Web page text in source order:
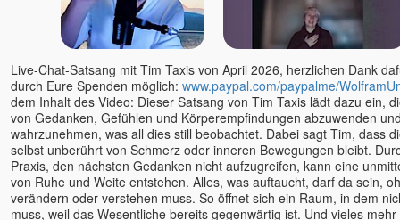
Live-Chat-Satsang mit Tim Taxis von April 2026, herzlichen Dank
durch Eure Spenden möglich: www.paypal.com/paypalme/
dem Inhalt des Video: Dieser Satsang von Tim Taxis lädt dazu ein,
von Gedanken, Gefühlen und Körperempfindungen abzuwenden
wahrzunehmen, was all dies still beobachtet. Dabei sagt Tim, dass
selbst unberührt von Schmerz oder inneren Bewegungen bleibt.
Praxis, den nächsten Gedanken nicht aufzugreifen, kann eine
von Ruhe und Weite entstehen. Alles, was auftaucht, darf da sein,
verändern oder verstehen muss. So öffnet sich ein Raum, in dem
muss, weil das Wesentliche bereits gegenwärtig ist. Und vieles